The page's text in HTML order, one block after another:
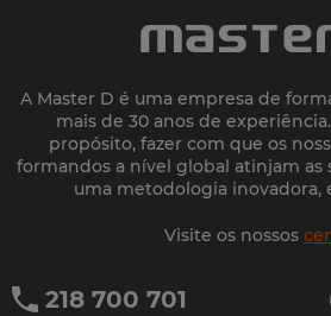
A Master D é uma empresa de
mais de 30 anos de
propósito, fazer com que os
formandos a nível global atinjam as
uma metodologia inovadora,
Visite os nossos
218 700 701